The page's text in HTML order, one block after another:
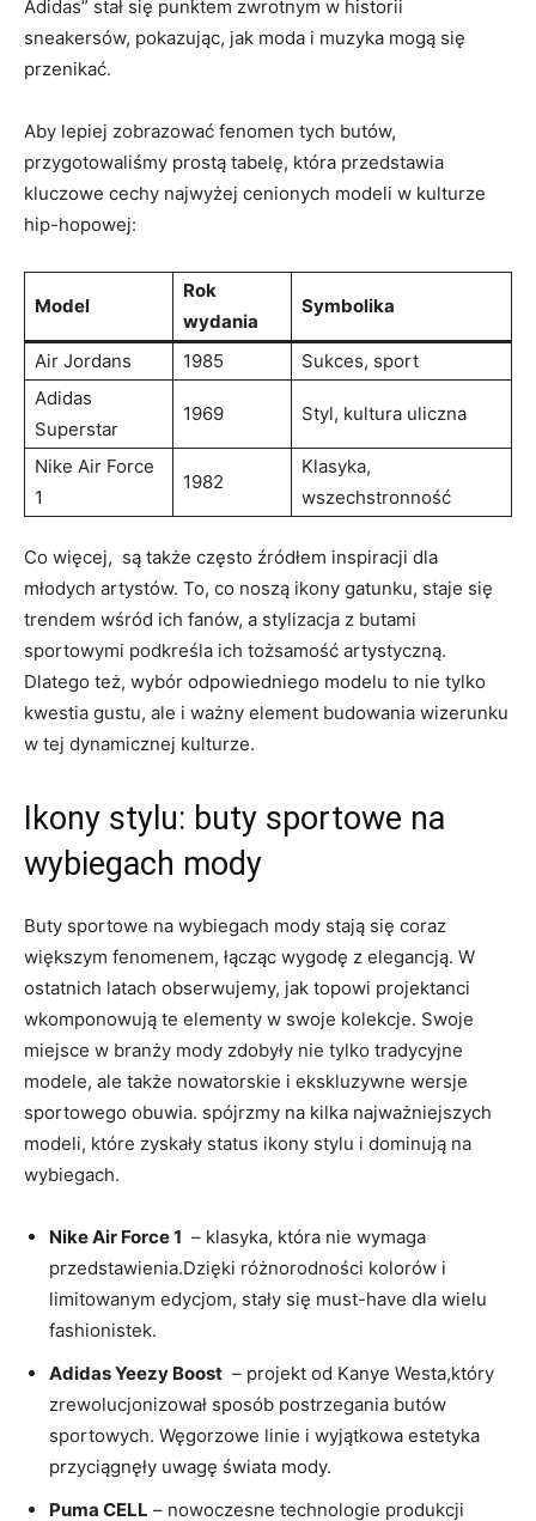
Adidas” ‍stał się⁢ punktem zwrotnym⁢ w historii ​
sneakersów, pokazując, jak moda‍ i ⁣muzyka mogą⁤ się
przenikać.
Aby ‌lepiej zobrazować fenomen ⁤tych⁤ butów,
przygotowaliśmy prostą⁣ tabelę, która przedstawia
kluczowe cechy⁣ najwyżej cenionych modeli w kulturze ​
hip-hopowej:
Model
Rok⁤
wydania
Symbolika
Air⁤ Jordans 1985
Sukces, sport
Adidas
Superstar
1969 Styl, kultura uliczna
Nike Air ⁣Force
1
1982
Klasyka,
wszechstronność
Co ​więcej, ⁢ są także ​często źródłem inspiracji‌ dla⁣
młodych artystów. To, co​ noszą ikony gatunku, staje się
trendem wśród ich fanów, ​a ​stylizacja z butami⁢
sportowymi podkreśla ⁤ich⁢ tożsamość artystyczną.
Dlatego też, wybór⁣ odpowiedniego modelu ⁤to‌ nie tylko‌
kwestia gustu, ale ⁤i⁢ ważny​ element budowania​ wizerunku
​w ​tej‌ dynamicznej kulturze.
Ikony stylu:⁣ buty sportowe‍ na⁢
wybiegach mody
Buty ⁢sportowe ‌na wybiegach ‍mody stają się​ coraz
większym fenomenem,​ łącząc wygodę z elegancją. W
⁢ostatnich ‍latach obserwujemy,‍ jak topowi projektanci
wkomponowują te elementy ⁤w‍ swoje⁢ kolekcje. Swoje
miejsce w branży‍ mody zdobyły ⁤nie tylko tradycyjne
modele, ale ⁢także nowatorskie i ekskluzywne ⁤wersje
sportowego obuwia. spójrzmy na kilka najważniejszych
modeli, które zyskały status ⁤ikony stylu i dominują na
wybiegach.
Nike Air Force ‍1 ⁢ – klasyka,⁤ która nie ⁢wymaga
przedstawienia.Dzięki różnorodności⁢ kolorów i
⁢limitowanym edycjom, ‍stały się must-have ​dla ​wielu
fashionistek.
Adidas Yeezy Boost ‍ – projekt od Kanye Westa,który
zrewolucjonizował sposób postrzegania butów
⁣sportowych.​ Węgorzowe⁤ linie i wyjątkowa ⁤estetyka⁤
przyciągnęły⁢ uwagę świata mody.
Puma CELL –⁤ nowoczesne technologie produkcji